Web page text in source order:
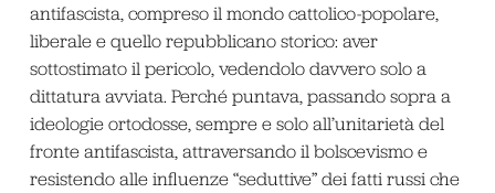
antifascista, compreso il mondo cattolico-popolare,
liberale e quello repubblicano storico: aver
sottostimato il pericolo, vedendolo davvero solo a
dittatura avviata. Perché puntava, passando sopra a
ideologie ortodosse, sempre e solo all’unitarietà del
fronte antifascista, attraversando il bolscevismo e
resistendo alle influenze “seduttive” dei fatti russi che